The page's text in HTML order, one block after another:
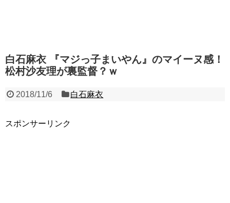
白石麻衣 『マジっ子まいやん』のマイーヌ感！
松村沙友理が裏監督？ｗ
2018/11/6 白石麻衣
スポンサーリンク